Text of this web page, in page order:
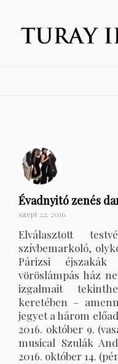
Évadnyitó zenés
szept 22, 2016
Elválasztott
szívbemarkoló,
Párizsi
vöröslámpás ház
izgalmait
keretében –
jegyet a három
2016. október 9.
musical Szulák
2016. október 14.